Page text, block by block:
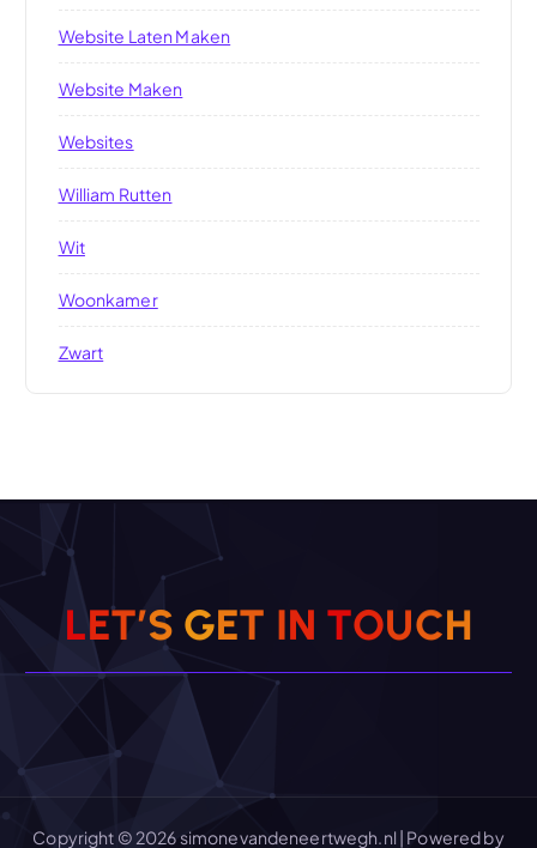
Website Laten Maken
Website Maken
Websites
William Rutten
Wit
Woonkamer
Zwart
LET’S GET IN TOUCH
Copyright © 2026 simonevandeneertwegh.nl | Powered by